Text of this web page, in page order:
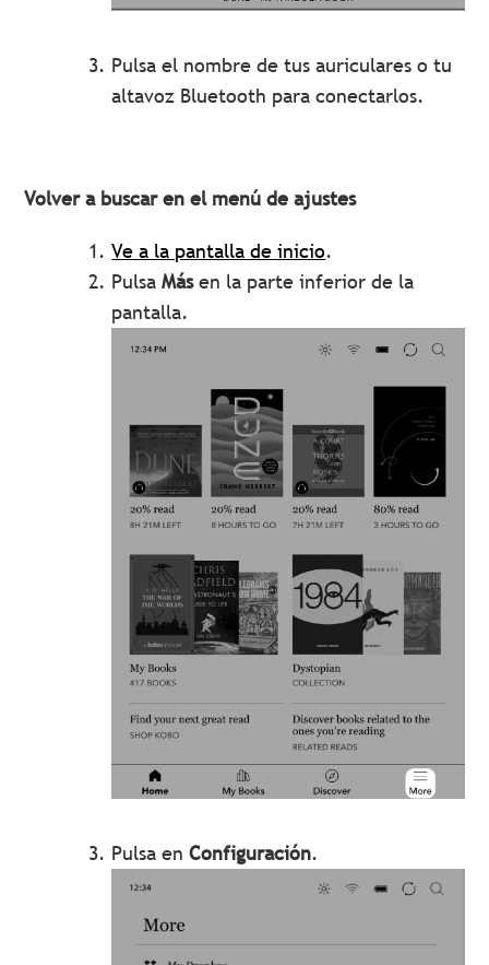
Pulsa el nombre de tus auriculares o tu
altavoz Bluetooth para conectarlos.
Volver a buscar en el menú de ajustes
Ve a la pantalla de inicio.
PulsaMásen la parte inferior de la
pantalla.
Pulsa enConfiguración.